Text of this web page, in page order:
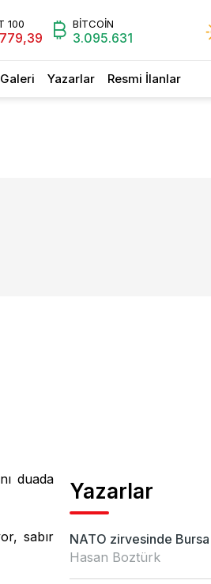
100 BİTCOİN
3.095.631
Galeri Yazarlar Resmi İlanlar
duada
sabır
Yazarlar
NATO zirvesinde Bursa
Hasan Boztürk